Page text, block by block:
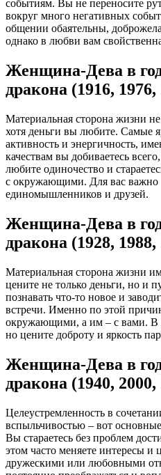
событиям. Вы не переносите
вокруг много негативных
общении обаятельны,
однако в любви вам
Женщина-Дева в
дракона (1916, 1976,
Материальная сторона жизни
хотя деньги вы любите. Самые
активность и энергичность,
качествам вы добиваетесь
любите одиночество и
с окружающими. Для вас важно
единомышленников и друзей.
Женщина-Дева в
дракона (1928, 1988,
Материальная сторона жизни
цените не только деньги, но и
познавать что-то новое и
встречи. Именно по этой
окружающими, а им – с вами. В
но цените доброту и яркость
Женщина-Дева в
дракона (1940, 2000,
Целеустремленность в
вспыльчивостью – вот
Вы стараетесь без проблем
этом часто меняете интересы и
дружескими или любовными